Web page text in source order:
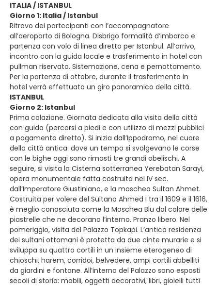
ITALIA / ISTANBUL
Giorno 1: Italia / Istanbul
Ritrovo dei partecipanti con l’accompagnatore
all’aeroporto di Bologna. Disbrigo formalità d’imbarco e
partenza con volo di linea diretto per Istanbul. All’arrivo,
incontro con la guida locale e trasferimento in hotel con
pullman riservato. Sistemazione, cena e pernottamento.
Per la partenza di ottobre, durante il trasferimento in
hotel verrà effettuato un giro panoramico della città.
ISTANBUL
Giorno 2: Istanbul
Prima colazione. Giornata dedicata alla visita della città
con guida (percorsi a piedi e con utilizzo di mezzi pubblici
a pagamento diretto). Si inizia dall’Ippodromo, nel cuore
della città antica: dove un tempo si svolgevano le corse
con le bighe oggi sono rimasti tre grandi obelischi. A
seguire, si visita la Cisterna sotterranea Yerebatan Sarayi,
opera monumentale fatta costruita nel IV sec.
dall’Imperatore Giustiniano, e la moschea Sultan Ahmet.
Costruita per volere del Sultano Ahmed I tra il 1609 e il 1616,
è meglio conosciuta come la Moschea Blu dal colore delle
piastrelle che ne decorano l’interno. Pranzo libero. Nel
pomeriggio, visita del Palazzo Topkapi. L’antica residenza
dei sultani ottomani è protetta da due cinte murarie e si
sviluppa su quattro cortili in un insieme eterogeneo di
chioschi, harem, corridoi, belvedere, ampi cortili abbelliti
da giardini e fontane. All’interno del Palazzo sono esposti
secoli di storia: mobili, oggetti decorativi, libri, gioielli tutti